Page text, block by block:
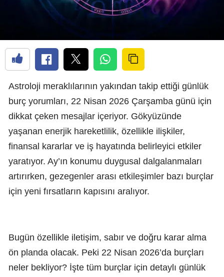
Astroloji meraklılarının yakından takip ettiği günlük
burç yorumları, 22 Nisan 2026 Çarşamba günü için
dikkat çeken mesajlar içeriyor. Gökyüzünde
yaşanan enerjik hareketlilik, özellikle ilişkiler,
finansal kararlar ve iş hayatında belirleyici etkiler
yaratıyor. Ay’ın konumu duygusal dalgalanmaları
artırırken, gezegenler arası etkileşimler bazı burçlar
için yeni fırsatların kapısını aralıyor.
Bugün özellikle iletişim, sabır ve doğru karar alma
ön planda olacak. Peki 22 Nisan 2026’da burçları
neler bekliyor? İşte tüm burçlar için detaylı günlük